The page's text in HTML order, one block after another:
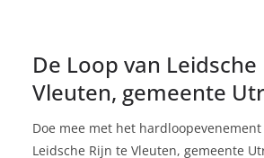
De Loop van Leidsche
Vleuten, gemeente
Doe mee met het hardloopevenement
Leidsche Rijn te Vleuten, gemeente